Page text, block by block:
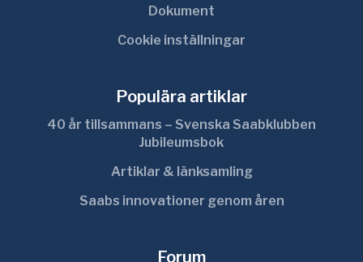
Dokument
Cookie inställningar
Populära artiklar
40 år tillsammans – Svenska Saabklubben
Jubileumsbok
Artiklar & länksamling
Saabs innovationer genom åren
Forum